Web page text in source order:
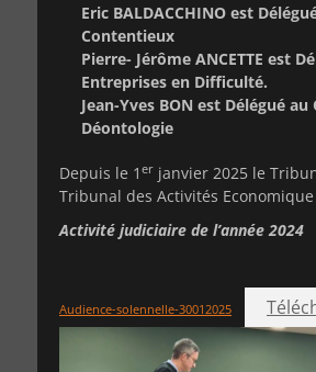
Eric BALDACCHINO est
Contentieux
Pierre- Jérôme ANCETTE est
Entreprises en Difficulté.
Jean-Yves BON est Délégué au
Déontologie
Depuis le 1 er janvier 2025 le
Tribunal des Activités Economique
Activité judiciaire de l’année 2024
Audience-solennelle-30012025